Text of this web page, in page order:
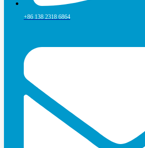
+86 138 2318 6864